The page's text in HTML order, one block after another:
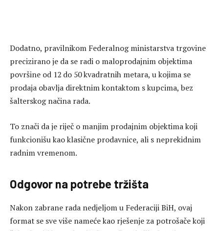
Dodatno, pravilnikom Federalnog ministarstva trgovine
precizirano je da se radi o maloprodajnim objektima
površine od 12 do 50 kvadratnih metara, u kojima se
prodaja obavlja direktnim kontaktom s kupcima, bez
šalterskog načina rada.
To znači da je riječ o manjim prodajnim objektima koji
funkcionišu kao klasične prodavnice, ali s neprekidnim
radnim vremenom.
Odgovor na potrebe tržišta
Nakon zabrane rada nedjeljom u Federaciji BiH, ovaj
format se sve više nameće kao rješenje za potrošače koji